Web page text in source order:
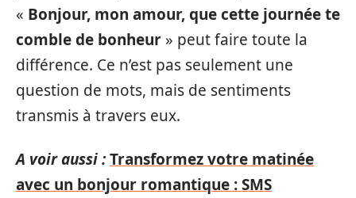
« Bonjour, mon amour, que cette journée te
comble de bonheur » peut faire toute la
différence. Ce n’est pas seulement une
question de mots, mais de sentiments
transmis à travers eux.
A voir aussi :Transformez votre matinée
avec un bonjour romantique : SMS